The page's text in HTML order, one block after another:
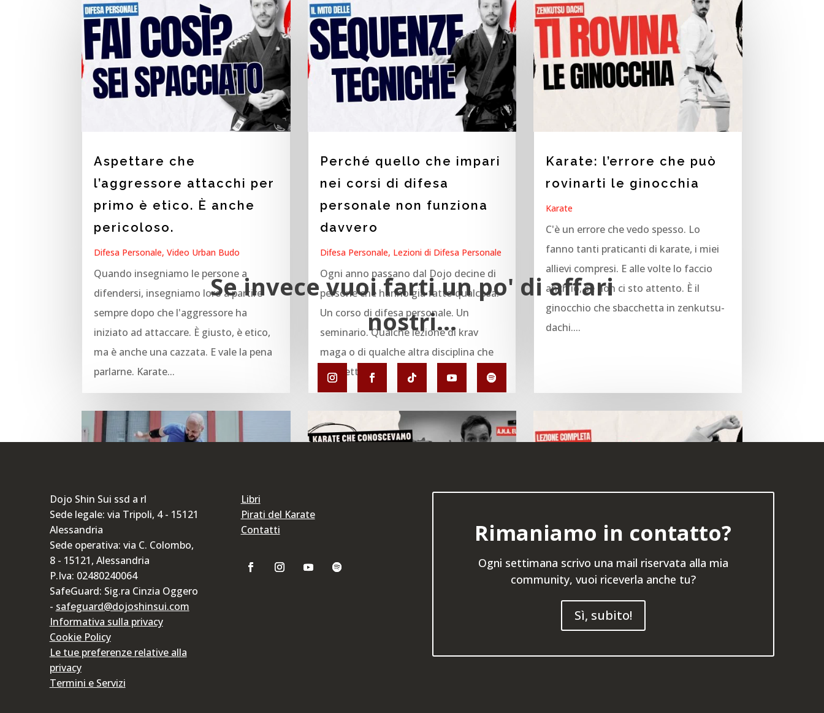
Aspettare che
l’aggressore attacchi per
primo è etico. È anche
pericoloso.
Difesa Personale,Video Urban Budo
Quando insegniamo le persone a
difendersi, insegniamo loro a partire
sempre dopo che l'aggressore ha
iniziato ad attaccare. È giusto, è etico,
ma è anche una cazzata. E vale la pena
parlarne. Karate...
Perché quello che impari
nei corsi di difesa
personale non funziona
davvero
Difesa Personale, Lezioni di Difesa Personale
Ogni anno passano dal Dojo decine di
persone che hanno già fatto qualcosa.
Un corso di difesa personale. Un
seminario. Qualche lezione di krav
maga o di qualche altra disciplina che
promette di...
Karate: l’errore che può
rovinarti le ginocchia
Karate
C'è un errore che vedo spesso. Lo
fanno tanti praticanti di karate, i miei
allievi compresi. E alle volte lo faccio
anch'io, se non ci sto attento. È il
ginocchio che sbacchetta in zenkutsu-
dachi....
Difendersi a terra in una
situazione reale
Difesa Personale
Video Urban Budo
persone che iniziano a studiare difesa
Jodan Age-Uke: guida
completa alla parata alta
Introduzione: perché il Jodan Age-Uke
Se invece vuoi farti un po' di affari
nostri...
Dojo Shin Sui ssd a rl
Sede legale: via Tripoli, 4 - 15121
Alessandria
Sede operativa: via C. Colombo,
8 - 15121, Alessandria
P.Iva: 02480240064
SafeGuard: Sig.ra Cinzia Oggero
- safeguard@dojoshinsui.com
Informativa sulla privacy
Cookie Policy
Le tue preferenze relative alla
privacy
Termini e Servizi
Libri
Pirati del Karate
Contatti
Rimaniamo in contatto?
Ogni settimana scrivo una mail riservata alla mia
community, vuoi riceverla anche tu?
Sì, subito!